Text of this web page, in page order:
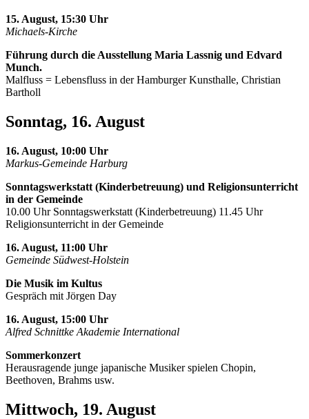
15. August, 15:30 Uhr
Michaels-Kirche
Führung durch die Ausstellung Maria Lassnig und Edvard
Munch.
Malfluss = Lebensfluss in der Hamburger Kunsthalle, Christian
Bartholl
Sonntag, 16. August
16. August, 10:00 Uhr
Markus-Gemeinde Harburg
Sonntagswerkstatt (Kinderbetreuung) und Religionsunterricht
in der Gemeinde
10.00 Uhr Sonntagswerkstatt (Kinderbetreuung) 11.45 Uhr
Religionsunterricht in der Gemeinde
16. August, 11:00 Uhr
Gemeinde Südwest-Holstein
Die Musik im Kultus
Gespräch mit Jörgen Day
16. August, 15:00 Uhr
Alfred Schnittke Akademie International
Sommerkonzert
Herausragende junge japanische Musiker spielen Chopin,
Beethoven, Brahms usw.
Mittwoch, 19. August